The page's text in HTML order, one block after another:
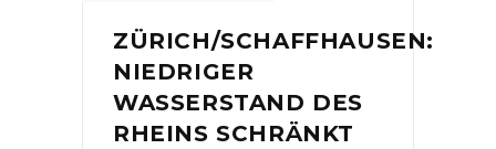
ZÜRICH/SCHAFFHAUSEN:
NIEDRIGER
WASSERSTAND DES
RHEINS SCHRÄNKT